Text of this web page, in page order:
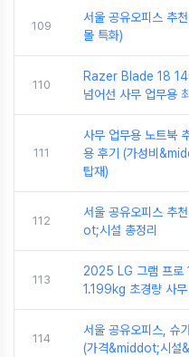
109
서울 공유오피스 추
몰 특화)
110
Razer Blade 18
넘어선 사무 업무용
111
사무 업무용 노트북
용 후기 (가성비
탑재)
112
서울 공유오피스 추
ot;시설 총정리
113
2025 LG 그램 프로
1.199kg 초경량 사
114
서울 공유오피스, 슈
(가격&middot;시설